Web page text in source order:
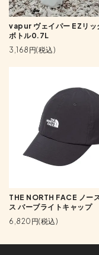
vapur ヴェイパー EZリッ
ボトル0.7L
3,168円(税込)
THE NORTH FACE ノー
ス バーブライトキャップ
6,820円(税込)